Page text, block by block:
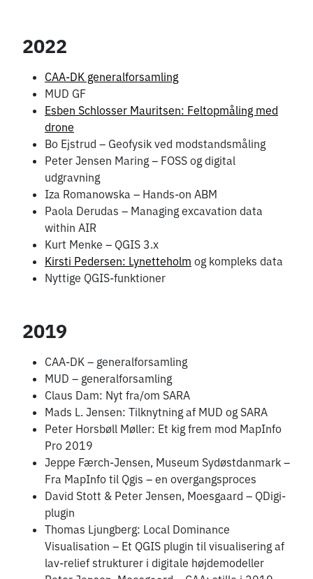
2022
CAA-DK generalforsamling
MUD GF
Esben Schlosser Mauritsen: Feltopmåling med
drone
Bo Ejstrud – Geofysik ved modstandsmåling
Peter Jensen Maring – FOSS og digital
udgravning
Iza Romanowska – Hands-on ABM
Paola Derudas – Managing excavation data
within AIR
Kurt Menke – QGIS 3.x
Kirsti Pedersen: Lynetteholm og kompleks data
Nyttige QGIS-funktioner
2019
CAA-DK – generalforsamling
MUD – generalforsamling
Claus Dam: Nyt fra/om SARA
Mads L. Jensen: Tilknytning af MUD og SARA
Peter Horsbøll Møller: Et kig frem mod MapInfo
Pro 2019
Jeppe Færch-Jensen, Museum Sydøstdanmark –
Fra MapInfo til Qgis – en overgangsproces
David Stott & Peter Jensen, Moesgaard – QDigi-
plugin
Thomas Ljungberg: Local Dominance
Visualisation – Et QGIS plugin til visualisering af
lav-relief strukturer i digitale højdemodeller